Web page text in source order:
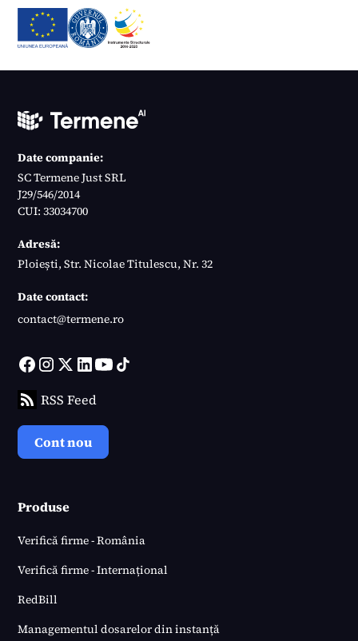
Date companie:
SC Termene Just SRL
J29/546/2014
CUI: 33034700
Adresă:
Ploiești, Str. Nicolae Titulescu, Nr. 32
Date contact:
contact@termene.ro
RSS Feed
Cont nou
Produse
Verifică firme - România
Verifică firme - Internațional
RedBill
Managementul dosarelor din instanță